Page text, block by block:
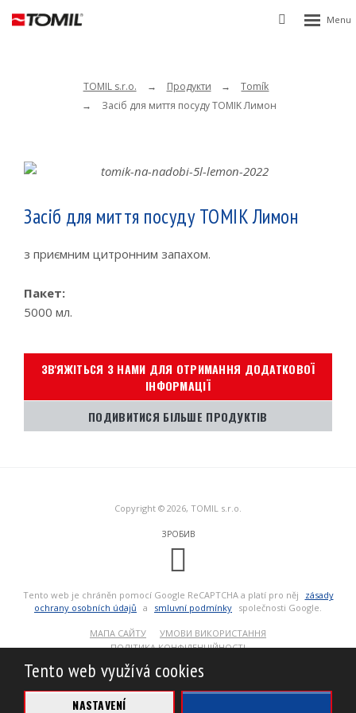
Vyhledávání
Rozbalení
TOMIL s.r.o. Продукти
Tomík
Засіб для миття посуду TOMIK Лимон
Засіб для миття посуду TOMIK Лимон
з приємним цитронним запахом.
Пакет:
5000 мл.
ЗВ'ЯЖІТЬСЯ З НАМИ ДЛЯ ОТРИМАННЯ ДОДАТКОВОЇ
ІНФОРМАЦІЇ
ПОДИВИТИСЯ БІЛЬШЕ ПРОДУКТІВ
Copyright © 2026, TOMIL s.r.o.
ЗРОБИВ
Tento web je chráněn pomocí Google ReCAPTCHA a platí pro něj
zásady
ochrany osobních údajů a smluvní podmínky společnosti Google.
МАПА САЙТУ
УМОВИ ВИКОРИСТАННЯ
ПОЛІТИКА КОНФІДЕНЦІЙНОСТІ
Tento web využívá cookies
NASTAVENÍ